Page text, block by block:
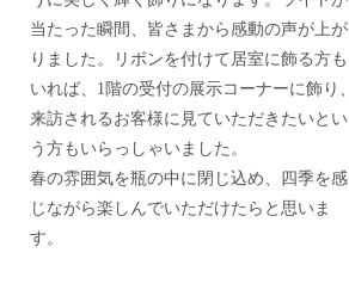
当たった瞬間、皆さまから感動の声が上が
りました。リボンを付けて居室に飾る方も
いれば、1階の受付の展示コーナーに飾り、
来訪されるお客様に見ていただきたいとい
う方もいらっしゃいました。
春の雰囲気を瓶の中に閉じ込め、四季を感
じながら楽しんでいただけたらと思いま
す。